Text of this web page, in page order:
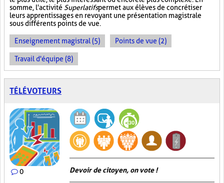
somme, l'activité Superlatifspermet aux élèves de concrétiser
leurs apprentissages en revoyant une présentation magistrale
sous différents points de vue.
Enseignement magistral (5) Points de vue (2)
Travail d'équipe (8)
TÉLÉVOTEURS
0 Devoir de citoyen, on vote !